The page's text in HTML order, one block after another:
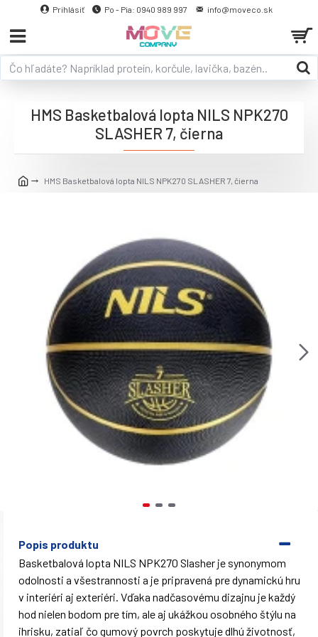
Prihlásiť Po - Pia: 0940 989 997 info@moveco.sk
HMS Basketbalová lopta NILS NPK270 SLASHER 7, čierna
HMS Basketbalová lopta NILS NPK270
SLASHER 7, čierna
Popis produktu
Basketbalová lopta NILS NPK270 Slasher je synonymom
odolnosti a všestrannosti a je pripravená pre dynamickú hru
v interiéri aj exteriéri. Vďaka nadčasovému dizajnu je každý
hod nielen bodom pre tím, ale aj ukážkou osobného štýlu na
ihrisku, zatiaľ čo gumový povrch poskytuje dlhú životnosť,